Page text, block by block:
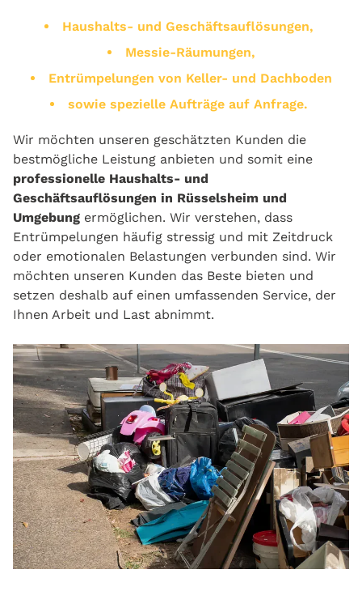
Haushalts- und Geschäftsauflösungen,
Messie-Räumungen,
Entrümpelungen von Keller- und Dachboden
sowie spezielle Aufträge auf Anfrage.
Wir möchten unseren geschätzten Kunden die
bestmögliche Leistung anbieten und somit eine
professionelle Haushalts- und
Geschäftsauflösungen in Rüsselsheim und
Umgebung ermöglichen. Wir verstehen, dass
Entrümpelungen häufig stressig und mit Zeitdruck
oder emotionalen Belastungen verbunden sind. Wir
möchten unseren Kunden das Beste bieten und
setzen deshalb auf einen umfassenden Service, der
Ihnen Arbeit und Last abnimmt.